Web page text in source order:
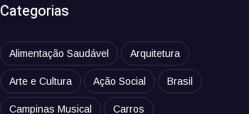
Categorias
Alimentação Saudável Arquitetura
Arte e Cultura Ação Social Brasil
Campinas Musical Carros